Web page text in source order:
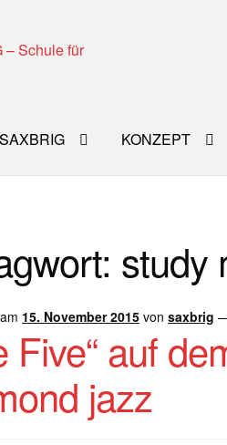
SAXBRIG KONZEPT
Download PDF + mp3 INFOS
study
15. November 2015 vonsaxbrig
Five“ auf
jazz